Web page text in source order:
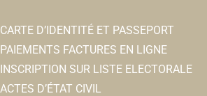
CARTE D’IDENTITÉ ET PASSEPORT
PAIEMENTS FACTURES EN LIGNE
INSCRIPTION SUR LISTE ELECTORALE
ACTES D’ÉTAT CIVIL